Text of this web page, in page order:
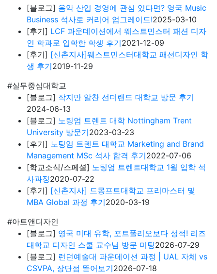
[블로그] 음악 산업 경영에 관심 있다면? 영국 Music
Business 석사로 커리어 업그레이드!2025-03-10
[후기] LCF 파운데이션에서 웨스트민스터 패션 디자
인 학과로 입학한 학생 후기2021-12-09
[후기] [신촌지사]웨스트민스터대학교 패션디자인 학
생 후기2019-11-29
#실무중심대학교
[블로그] 작지만 알찬 선더랜드 대학교 방문 후기
2024-06-13
[블로그] 노팅엄 트렌트 대학 Nottingham Trent
University 방문기2023-03-23
[후기] 노팅엄 트렌트 대학교 Marketing and Brand
Management MSc 석사 합격 후기2022-07-06
[학교소식/스페셜] 노팅엄 트렌트대학교 1월 입학 석
사과정2020-07-22
[후기] [신촌지사] 드몽프트대학교 프리마스터 및
MBA Global 과정 후기2020-03-19
#아트앤디자인
[블로그] 영국 미대 유학, 포트폴리오보다 성적! 리즈
대학교 디자인 스쿨 교수님 방문 미팅2026-07-29
[블로그] 런던예술대 파운데이션 과정 | UAL 자체 vs
CSVPA, 장단점 뜯어보기2026-07-18